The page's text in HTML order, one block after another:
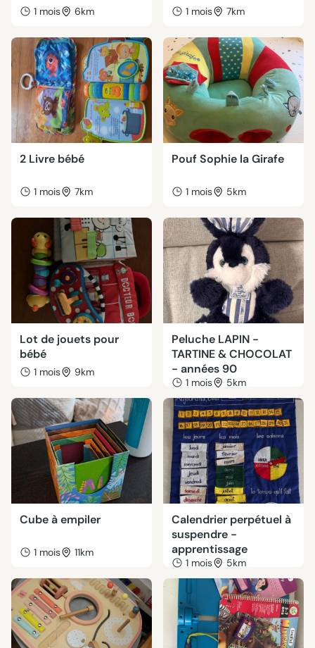
1 mois 6km 1 mois 7km
2 Livre bébé
1 mois 7km
Pouf Sophie la Girafe
1 mois 5km
Lot de jouets pour
bébé
1 mois 9km
Peluche LAPIN -
TARTINE & CHOCOLAT
- années 90
1 mois 5km
Cube à empiler
1 mois 11km
Calendrier perpétuel à
suspendre -
apprentissage
1 mois 5km